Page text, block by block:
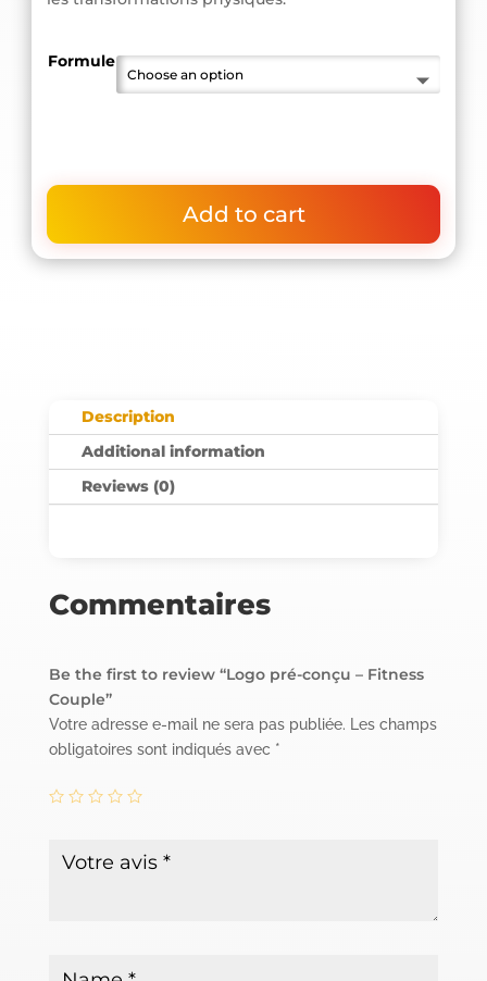
Formule
Add to cart
Description
Additional information
Reviews (0)
Commentaires
Be the first to review “Logo pré-conçu – Fitness
Couple”
Votre adresse e-mail ne sera pas publiée.
Les champs
obligatoires sont indiqués avec *